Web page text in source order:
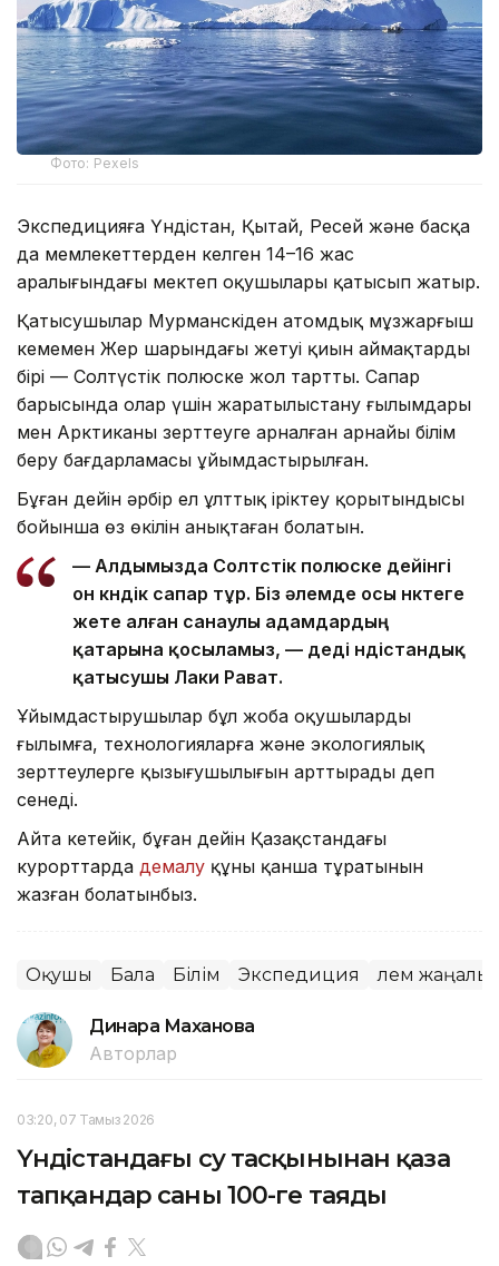
Фото: Pexels
Экспедицияға Үндістан, Қытай, Ресей және басқа
да мемлекеттерден келген 14–16 жас
аралығындағы мектеп оқушылары қатысып жатыр.
Қатысушылар Мурманскіден атомдық мұзжарғыш
кемемен Жер шарындағы жетуі қиын аймақтардың
бірі — Солтүстік полюске жол тартты. Сапар
барысында олар үшін жаратылыстану ғылымдары
мен Арктиканы зерттеуге арналған арнайы білім
беру бағдарламасы ұйымдастырылған.
Бұған дейін әрбір ел ұлттық іріктеу қорытындысы
бойынша өз өкілін анықтаған болатын.
— Алдымызда Солтүстік полюске дейінгі
он күндік сапар тұр. Біз әлемде осы нүктеге
жете алған санаулы адамдардың
қатарына қосыламыз, — деді үндістандық
қатысушы Лаки Рават.
Ұйымдастырушылар бұл жоба оқушылардың
ғылымға, технологияларға және экологиялық
зерттеулерге қызығушылығын арттырады деп
сенеді.
Айта кетейік, бұған дейін Қазақстандағы
курорттарда демалу құны қанша тұратынын
жазған болатынбыз.
Оқушы Бала Білім Экспедиция Әлем
Динара Маханова
Авторлар
03:20, 07 Тамыз 2026
Үндістандағы су тасқынынан қаза
тапқандар саны 100-ге таяды